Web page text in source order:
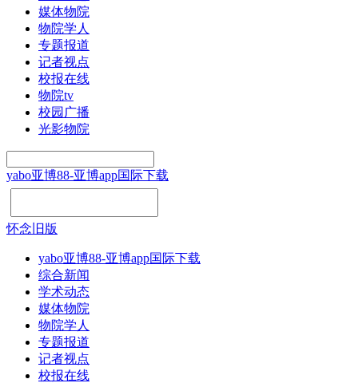
媒体物院
物院学人
专题报道
记者视点
校报在线
物院tv
校园广播
光影物院
yabo亚博88-亚博app国际下载
怀念旧版
yabo亚博88-亚博app国际下载
综合新闻
学术动态
媒体物院
物院学人
专题报道
记者视点
校报在线